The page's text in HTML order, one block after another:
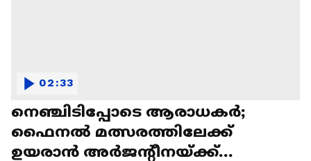
നെഞ്ചിടിപ്പോടെ ആരാധകർ;
ഫൈനൽ മത്സരത്തിലേക്ക്
ഉയരാൻ അര്‍ജന്‍റീനയ്ക്ക്
02:33